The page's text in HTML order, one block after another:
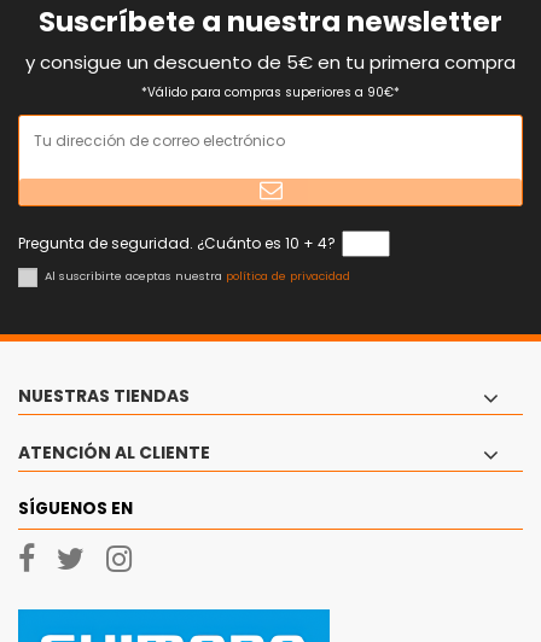
Suscríbete a nuestra newsletter
y consigue un descuento de 5€ en tu primera compra
*Válido para compras superiores a 90€*
Pregunta de seguridad. ¿Cuánto es 10 + 4?
Al suscribirte aceptas nuestra política de privacidad
NUESTRAS TIENDAS
ATENCIÓN AL CLIENTE
SÍGUENOS EN